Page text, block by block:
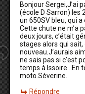
Bonjour Sergei,J’ai
(école D Sarron) les
un 650SV bleu, qui
Cette chute ne m’a
deux jours, c’était
stages alors qui
nouveau.J’aurais
ne sais pas si c’est
temps à Issoire…En
moto.Séverine.
Répondre